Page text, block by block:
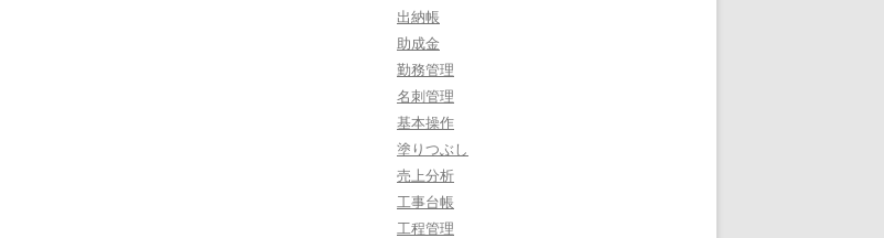
出納帳
助成金
勤務管理
名刺管理
基本操作
塗りつぶし
売上分析
工事台帳
工程管理